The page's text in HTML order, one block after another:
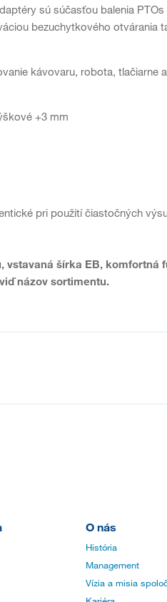
sú súčasťou balenia
bezuchytkového otvárania
kávovaru, robota,
+3 mm
pri použití čiastočných
šírka EB, komfortná
názov sortimentu.
O nás
História
Management
Vízia a misia